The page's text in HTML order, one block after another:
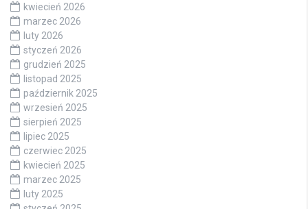
kwiecień 2026
marzec 2026
luty 2026
styczeń 2026
grudzień 2025
listopad 2025
październik 2025
wrzesień 2025
sierpień 2025
lipiec 2025
czerwiec 2025
kwiecień 2025
marzec 2025
luty 2025